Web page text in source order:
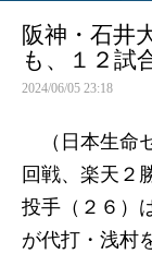
阪神・石井
も、１２試
2024/06/05 23:18
（日本生命
回戦、楽天２
投手（２６）
が代打・浅村